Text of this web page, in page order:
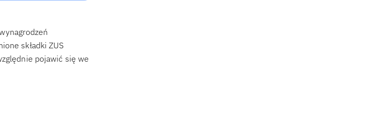
składki ZUS
pojawić się we